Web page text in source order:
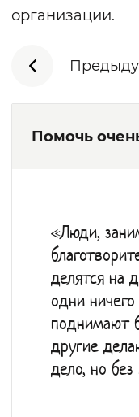
организации.
Помочь
«Люди,
делятся на
одни
поднимают
другие
дело, но